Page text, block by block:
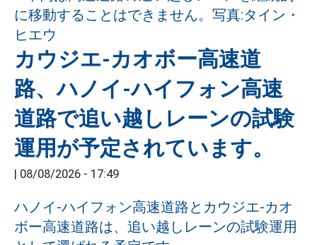
カウジエ-カオボー高速道
路、ハノイ-ハイフォン高速
道路で追い越しレーンの試験
運用が予定されています。
08/08/2026 - 17:49
ハノイ-ハイフォン高速道路とカウジエ-カオ
ボー高速道路は、追い越しレーンの試験運用